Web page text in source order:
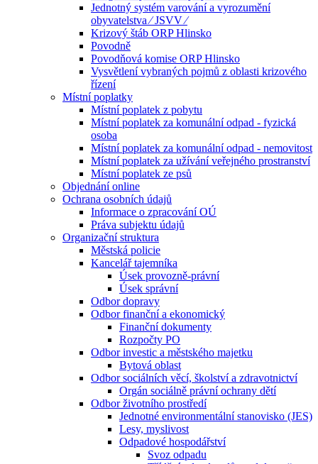
Jednotný systém varování a vyrozumění
obyvatelstva ⁄ JSVV ⁄
Krizový štáb ORP Hlinsko
Povodně
Povodňová komise ORP Hlinsko
Vysvětlení vybraných pojmů z oblasti krizového
řízení
Místní poplatky
Místní poplatek z pobytu
Místní poplatek za komunální odpad - fyzická
osoba
Místní poplatek za komunální odpad - nemovitost
Místní poplatek za užívání veřejného prostranství
Místní poplatek ze psů
Objednání online
Ochrana osobních údajů
Informace o zpracování OÚ
Práva subjektu údajů
Organizační struktura
Městská policie
Kancelář tajemníka
Úsek provozně-právní
Úsek správní
Odbor dopravy
Odbor finanční a ekonomický
Finanční dokumenty
Rozpočty PO
Odbor investic a městského majetku
Bytová oblast
Odbor sociálních věcí, školství a zdravotnictví
Orgán sociálně právní ochrany dětí
Odbor životního prostředí
Jednotné environmentální stanovisko (JES)
Lesy, myslivost
Odpadové hospodářství
Svoz odpadu